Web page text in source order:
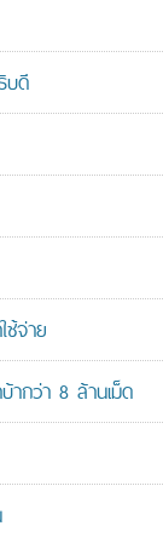
บดี
จ่าย
กว่า 8 ล้านเม็ด